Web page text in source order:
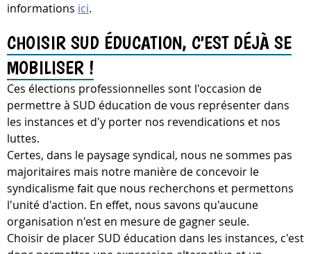
informations ici.
CHOISIR SUD ÉDUCATION, C'EST DÉJÀ SE
MOBILISER !
Ces élections professionnelles sont l'occasion de
permettre à SUD éducation de vous représenter dans
les instances et d'y porter nos revendications et nos
luttes.
Certes, dans le paysage syndical, nous ne sommes pas
majoritaires mais notre manière de concevoir le
syndicalisme fait que nous recherchons et permettons
l'unité d'action. En effet, nous savons qu'aucune
organisation n'est en mesure de gagner seule.
Choisir de placer SUD éducation dans les instances, c'est